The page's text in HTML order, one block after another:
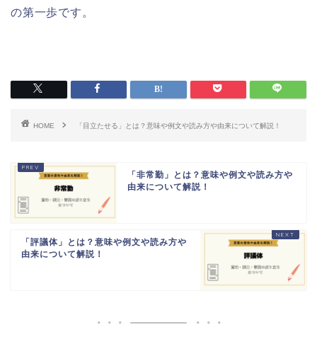
の第一歩です。
HOME 「目立たせる」とは？意味や例文や読み方や由来について解説！
「非常勤」とは？意味や例文や読み方や
由来について解説！
「評議体」とは？意味や例文や読み方や
由来について解説！